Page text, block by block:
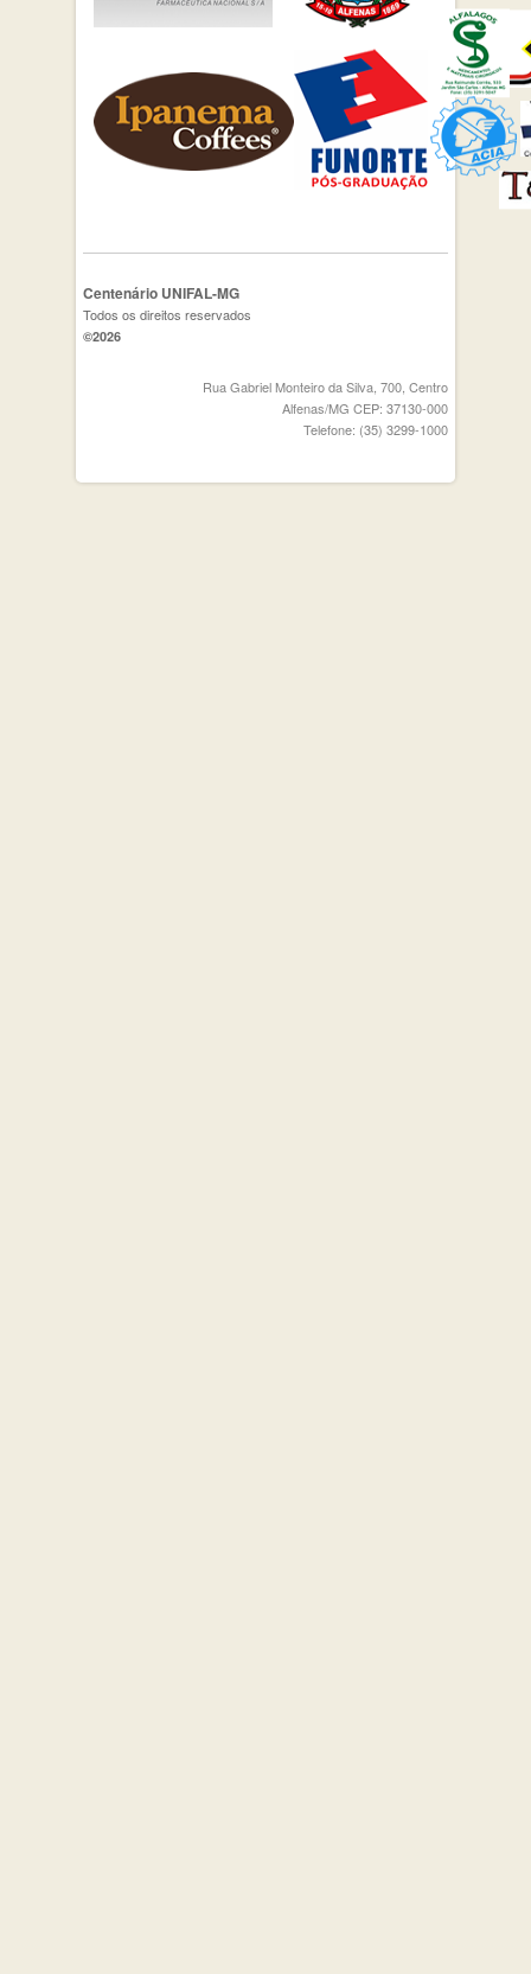
Centenário UNIFAL-MG
Todos os direitos reservados
©2026
Rua Gabriel Monteiro da Silva, 700, Centro
Alfenas/MG CEP: 37130-000
Telefone: (35) 3299-1000